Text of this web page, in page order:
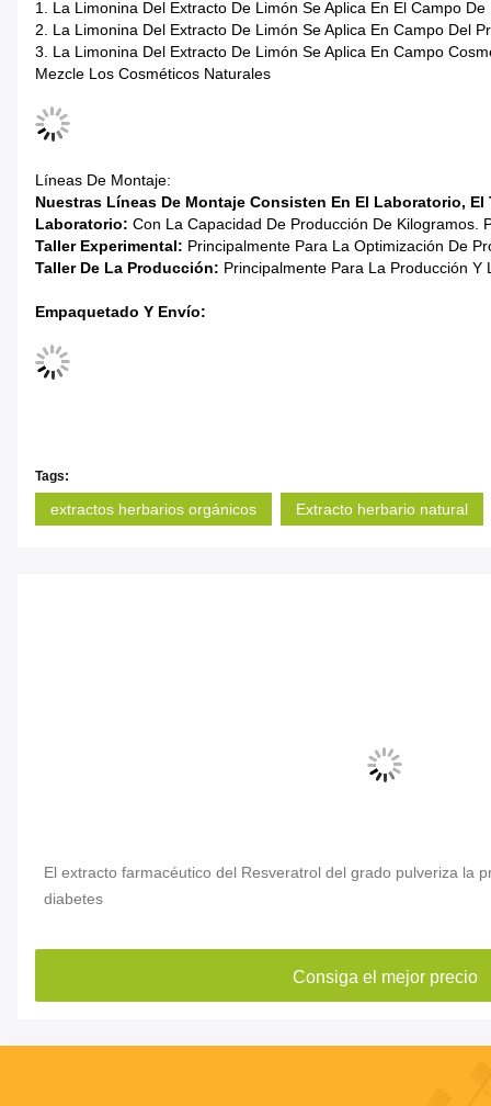
1. La Limonina Del Extracto De Limón Se Aplica En El Campo
2. La Limonina Del Extracto De Limón Se Aplica En Campo Del
3. La Limonina Del Extracto De Limón Se Aplica En Campo
Mezcle Los Cosméticos Naturales
Líneas De Montaje:
Nuestras Líneas De Montaje Consisten En El Laboratorio,
Laboratorio: Con La Capacidad De Producción De Kilogramos.
Taller Experimental: Principalmente Para La Optimización De
Taller De La Producción: Principalmente Para La Producción
Empaquetado Y Envío:
Tags:
extractos herbarios orgánicos Extracto herbario natural
El extracto farmacéutico del Resveratrol del grado pulveriza la
diabetes
Consiga el mejor precio